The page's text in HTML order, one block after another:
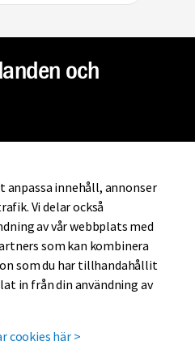
och
anpassa innehåll, annonser
Vi delar också
av vår webbplats med
som kan kombinera
som du har tillhandahållit
in från din användning av
cookies här >